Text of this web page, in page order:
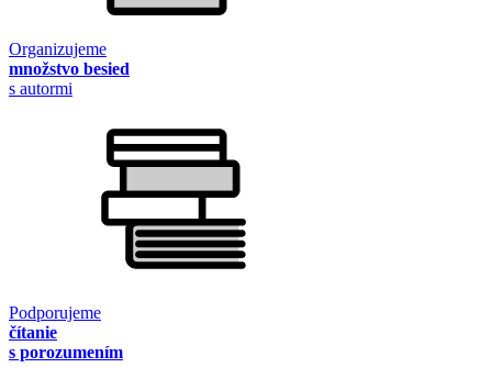
Organizujeme
množstvo besied
s autormi
Podporujeme
čítanie
s porozumením